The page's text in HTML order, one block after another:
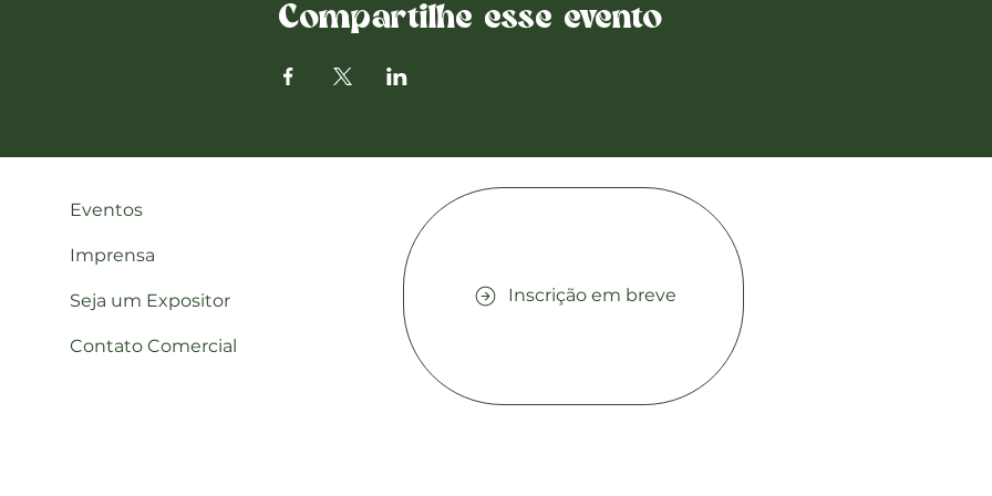
Compartilhe esse evento
Eventos
Imprensa
Seja um Expositor
Contato Comercial
Inscrição em breve